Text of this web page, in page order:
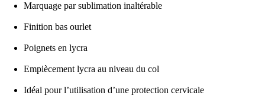
Marquage par sublimation inaltérable
Finition bas ourlet
Poignets en lycra
Empiècement lycra au niveau du col
Idéal pour l’utilisation d’une protection cervicale